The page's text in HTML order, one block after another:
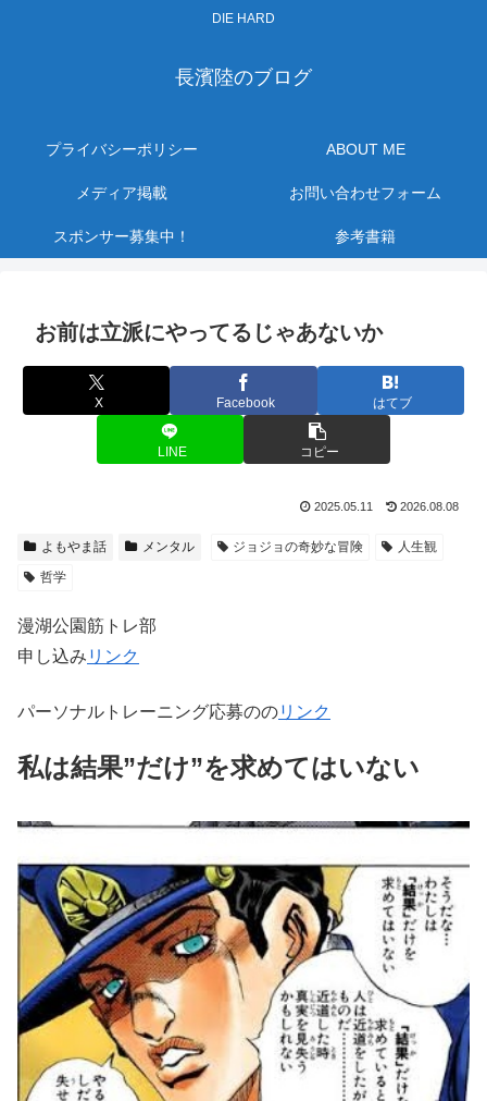
DIE HARD
長濱陸のブログ
プライバシーポリシー ABOUT ME
メディア掲載 お問い合わせフォーム
スポンサー募集中！ 参考書籍
お前は立派にやってるじゃあないか
X Facebook はてブ
LINE コピー
2025.05.11 2026.08.08
よもやま話 メンタル ジョジョの奇妙な冒険
人生観
哲学
漫湖公園筋トレ部
申し込み リンク
パーソナルトレーニング応募ののリンク
私は結果”だけ”を求めてはいない